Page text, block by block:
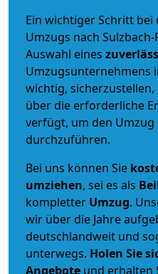
Ein wichtiger Schritt
Umzugs nach
Auswahl eines
Umzugsunternehmens
wichtig,
über die erforderliche
verfügt, um den
durchzuführen.
Bei uns können Sie
umziehen, sei es als
kompletter Umzug.
wir über die Jahre
deutschlandweit und
unterwegs. Holen Sie
Angebote und erhalten